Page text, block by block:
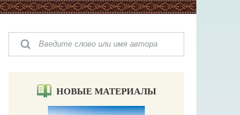
НОВЫЕ МАТЕРИАЛЫ